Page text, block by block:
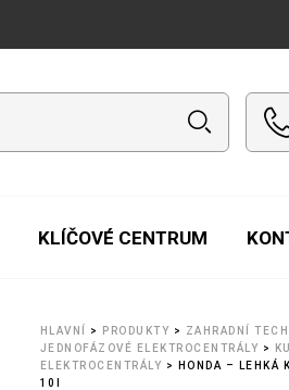
KLÍČOVÉ CENTRUM
HLAVNÍ > PRODUKTY > ZAHRADNÍ
JEDNOFÁZOVÉ ELEKTROCENTRÁLY >
ELEKTROCENTRÁLY >
HONDA – LEHKÁ
10I